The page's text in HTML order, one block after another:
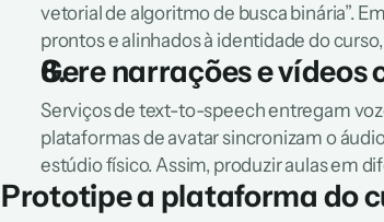
vetorial de algoritmo de busca binária”.
prontos e alinhados à identidade do
Gere narrações e vídeos
Serviços de text-to-speech entregam
plataformas de avatar sincronizam o
estúdio físico. Assim, produzir aulas em
Prototipe a plataforma do